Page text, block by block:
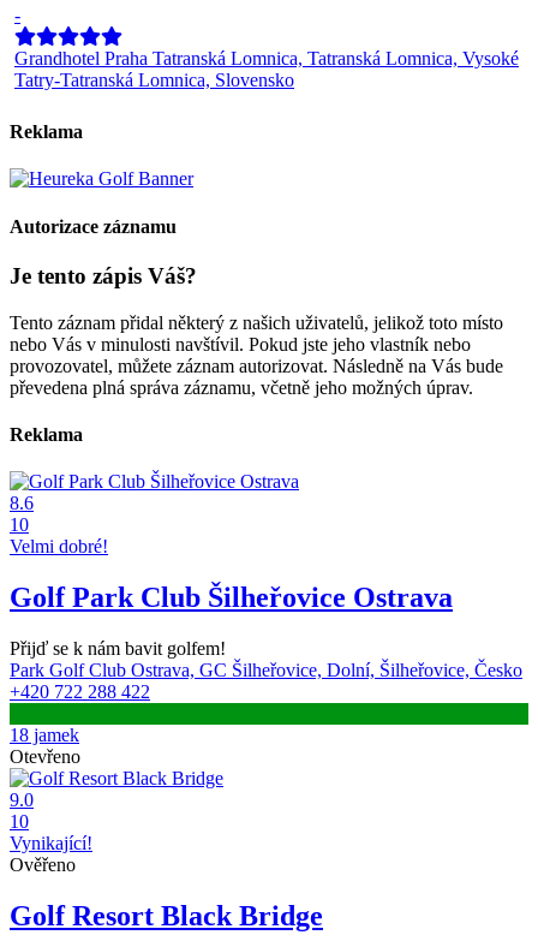
-
Grandhotel Praha Tatranská Lomnica, Tatranská Lomnica, Vysoké
Tatry-Tatranská Lomnica, Slovensko
Reklama
Autorizace záznamu
Je tento zápis Váš?
Tento záznam přidal některý z našich uživatelů, jelikož toto místo
nebo Vás v minulosti navštívil. Pokud jste jeho vlastník nebo
provozovatel, můžete záznam autorizovat. Následně na Vás bude
převedena plná správa záznamu, včetně jeho možných úprav.
Reklama
8.6
10
Velmi dobré!
Golf Park Club Šilheřovice Ostrava
Přijď se k nám bavit golfem!
Park Golf Club Ostrava, GC Šilheřovice, Dolní, Šilheřovice, Česko
+420 722 288 422
18 jamek
Otevřeno
9.0
10
Vynikající!
Ověřeno
Golf Resort Black Bridge